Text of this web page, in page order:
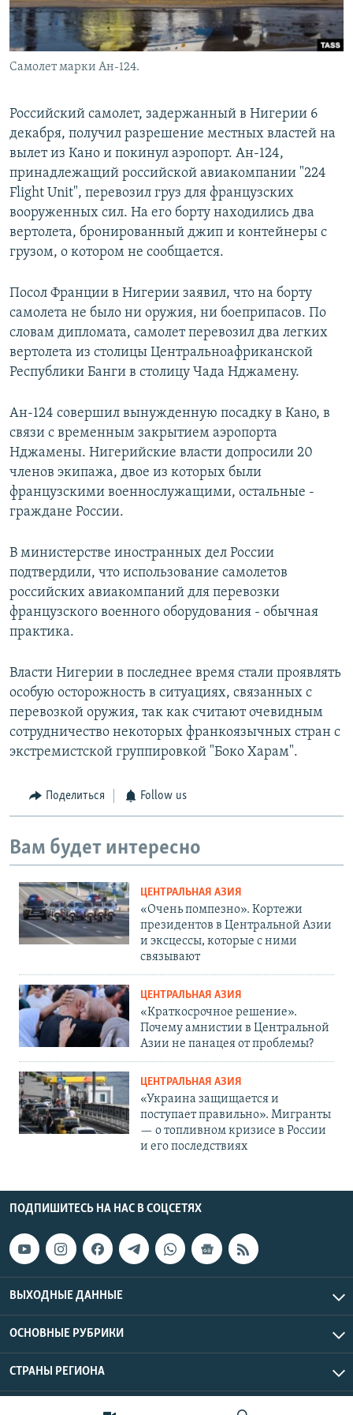
Самолет марки Ан-124.
Российский самолет, задержанный в Нигерии 6
декабря, получил разрешение местных властей на
вылет из Кано и покинул аэропорт. Ан-124,
принадлежащий российской авиакомпании "224
Flight Unit", перевозил груз для французских
вооруженных сил. На его борту находились два
вертолета, бронированный джип и контейнеры с
грузом, о котором не сообщается.
Посол Франции в Нигерии заявил, что на борту
самолета не было ни оружия, ни боеприпасов. По
словам дипломата, самолет перевозил два легких
вертолета из столицы Центральноафриканской
Республики Банги в столицу Чада Нджамену.
Ан-124 совершил вынужденную посадку в Кано, в
связи с временным закрытием аэропорта
Нджамены. Нигерийские власти допросили 20
членов экипажа, двое из которых были
французскими военнослужащими, остальные -
граждане России.
В министерстве иностранных дел России
подтвердили, что использование самолетов
российских авиакомпаний для перевозки
французского военного оборудования - обычная
практика.
Власти Нигерии в последнее время стали проявлять
особую осторожность в ситуациях, связанных с
перевозкой оружия, так как считают очевидным
сотрудничество некоторых франкоязычных стран с
экстремистской группировкой "Боко Харам".
Поделиться Follow us
Вам будет интересно
ЦЕНТРАЛЬНАЯ АЗИЯ
«Очень помпезно». Кортежи
президентов в Центральной Азии
и эксцессы, которые с ними
связывают
ЦЕНТРАЛЬНАЯ АЗИЯ
«Краткосрочное решение».
Почему амнистии в Центральной
Азии не панацея от проблемы?
ЦЕНТРАЛЬНАЯ АЗИЯ
«Украина защищается и
поступает правильно». Мигранты
— о топливном кризисе в России
и его последствиях
ПОДПИШИТЕСЬ НА НАС В СОЦСЕТЯХ
ВЫХОДНЫЕ ДАННЫЕ
ОСНОВНЫЕ РУБРИКИ
СТРАНЫ РЕГИОНА